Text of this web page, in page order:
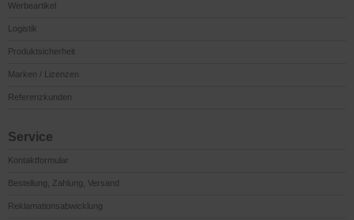
Werbeartikel
Logistik
Produktsicherheit
Marken / Lizenzen
Referenzkunden
Service
Kontaktformular
Bestellung, Zahlung, Versand
Reklamationsabwicklung